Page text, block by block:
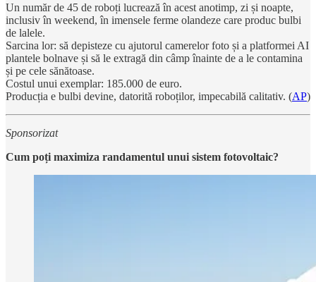
Un număr de 45 de roboți lucrează în acest anotimp, zi și noapte,
inclusiv în weekend, în imensele ferme olandeze care produc bulbi
de lalele.
Sarcina lor: să depisteze cu ajutorul camerelor foto și a platformei AI
plantele bolnave și să le extragă din câmp înainte de a le contamina
și pe cele sănătoase.
Costul unui exemplar: 185.000 de euro.
Producția e bulbi devine, datorită roboților, impecabilă calitativ. (AP)
Sponsorizat
Cum poți maximiza randamentul unui sistem fotovoltaic?